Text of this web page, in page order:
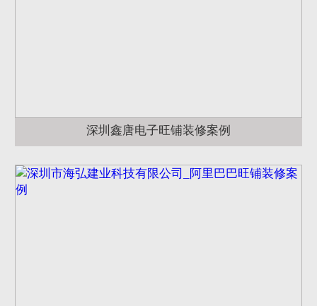
深圳鑫唐电子旺铺装修案例